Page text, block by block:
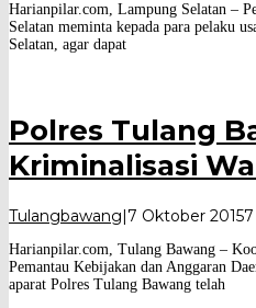
Harianpilar.com, Lampung Selatan –
Selatan meminta kepada para pelaku
Selatan, agar dapat
Polres Tulang
Kriminalisasi
Tulangbawang 7 Oktober 2015
Harianpilar.com, Tulang Bawang –
Pemantau Kebijakan dan Anggaran
aparat Polres Tulang Bawang telah